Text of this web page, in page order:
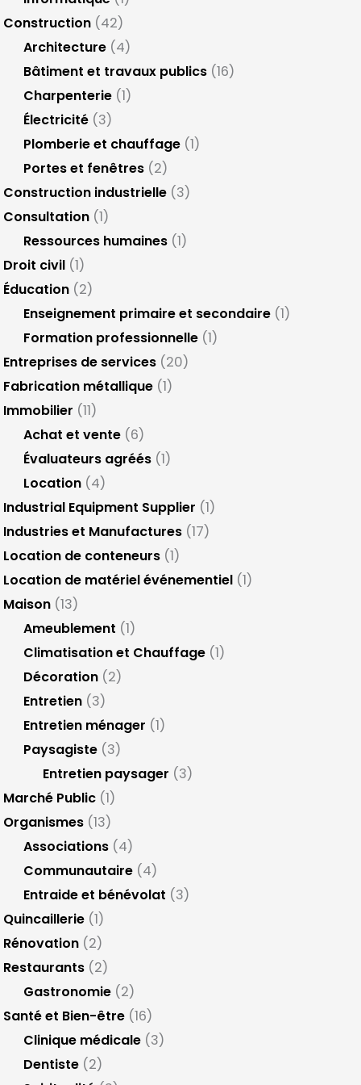
Construction (42)
Architecture(4)
Bâtiment et travaux publics(16)
Charpenterie(1)
Électricité(3)
Plomberie et chauffage(1)
Portes et fenêtres(2)
Construction industrielle (3)
Consultation (1)
Ressources humaines(1)
Droit civil (1)
Éducation (2)
Enseignement primaire et secondaire(1)
Formation professionnelle(1)
Entreprises de services (20)
Fabrication métallique (1)
Immobilier (11)
Achat et vente(6)
Évaluateurs agréés(1)
Location(4)
Industrial Equipment Supplier (1)
Industries et Manufactures (17)
Location de conteneurs (1)
Location de matériel événementiel (1)
Maison (13)
Ameublement (1)
Climatisation et Chauffage(1)
Décoration(2)
Entretien(3)
Entretien ménager (1)
Paysagiste(3)
Entretien paysager (3)
Marché Public (1)
Organismes (13)
Associations(4)
Communautaire(4)
Entraide et bénévolat (3)
Quincaillerie (1)
Rénovation (2)
Restaurants (2)
Gastronomie(2)
Santé et Bien-être (16)
Clinique médicale(3)
Dentiste(2)